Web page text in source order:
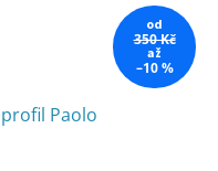
od
350 Kč
až
–10 %
Paolo